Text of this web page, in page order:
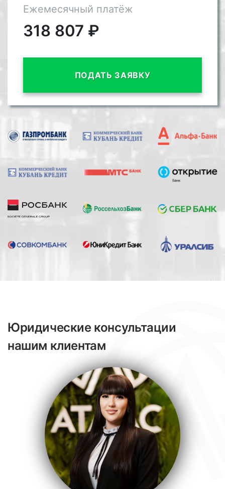
Ежемесячный платёж
318 807 ₽
ПОДАТЬ ЗАЯВКУ
Юридические консультации
нашим клиентам